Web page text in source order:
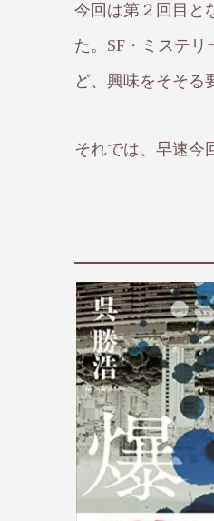
今回は第２回目と
た。SF・ミステ
ど、興味をそそる
それでは、早速今